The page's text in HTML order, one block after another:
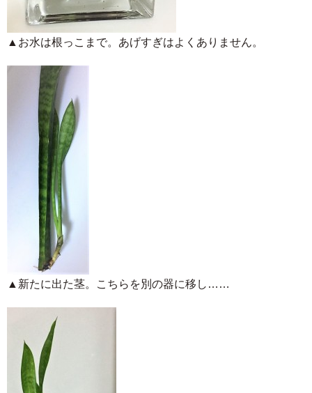
▲お水は根っこまで。あげすぎはよくありません。
▲新たに出た茎。こちらを別の器に移し……